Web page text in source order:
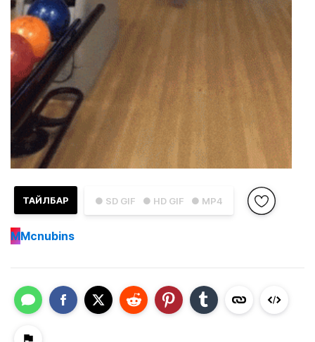
● SD GIF ● HD GIF ● MP4
ТАЙЛБАР
MMcnubins